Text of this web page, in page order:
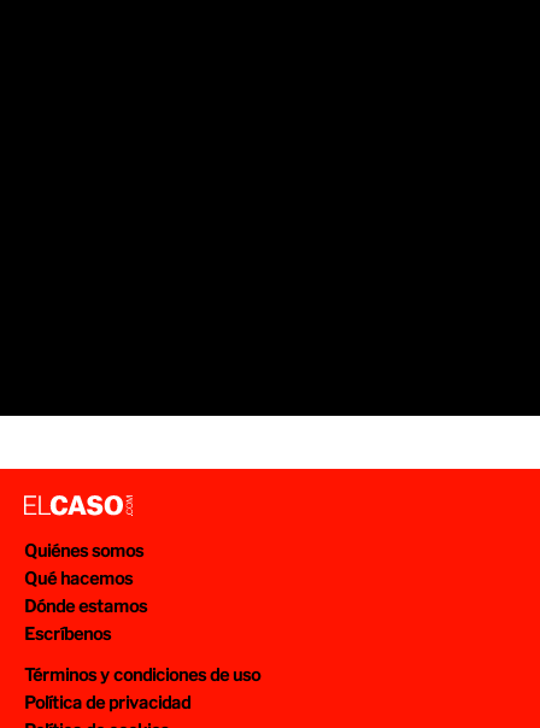
Quiénes somos
Qué hacemos
Dónde estamos
Escríbenos
Términos y condiciones de uso
Política de privacidad